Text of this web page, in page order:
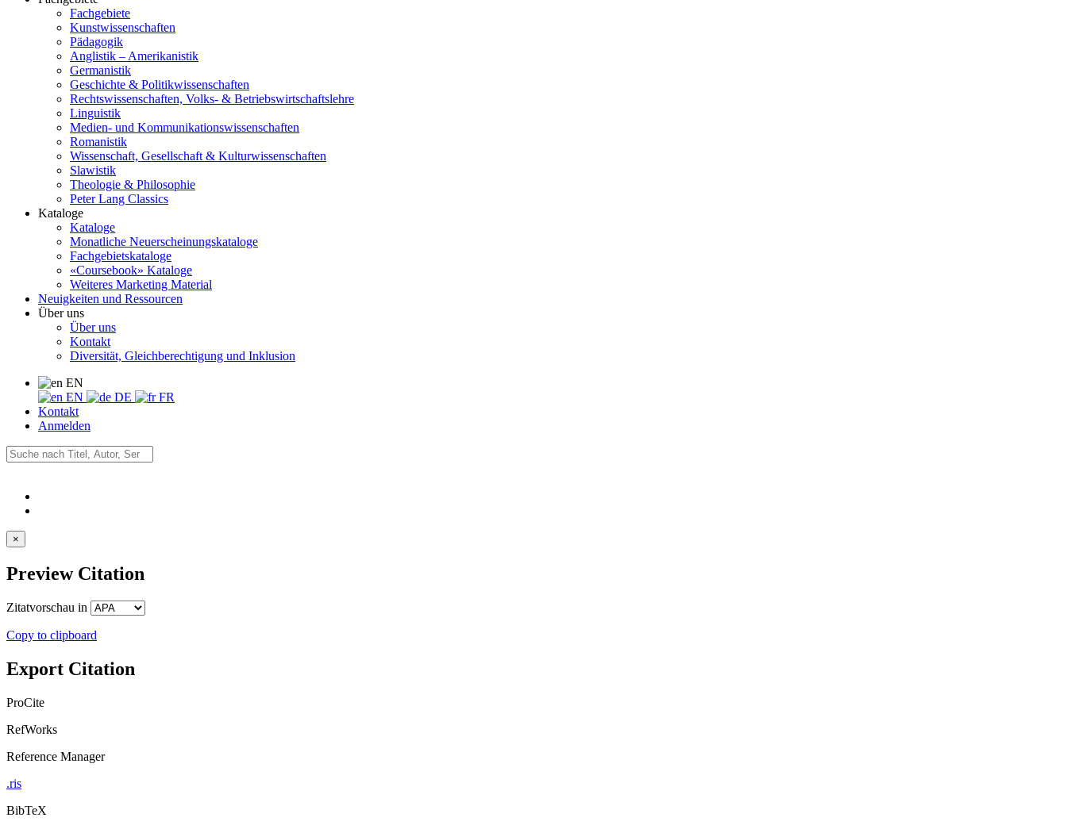
Fachgebiete
Kunstwissenschaften
Pädagogik
Anglistik – Amerikanistik
Germanistik
Geschichte & Politikwissenschaften
Rechtswissenschaften, Volks- & Betriebswirtschaftslehre
Linguistik
Medien- und Kommunikationswissenschaften
Romanistik
Wissenschaft, Gesellschaft & Kulturwissenschaften
Slawistik
Theologie & Philosophie
Peter Lang Classics
Kataloge
Kataloge
Monatliche Neuerscheinungskataloge
Fachgebietskataloge
«Coursebook» Kataloge
Weiteres Marketing Material
Neuigkeiten und Ressourcen
Über uns
Über uns
Kontakt
Diversität, Gleichberechtigung und Inklusion
EN
EN
DE
FR
Kontakt
Anmelden
×
Preview Citation
Zitatvorschau in
Copy to clipboard
Export Citation
ProCite
RefWorks
Reference Manager
.ris
BibTeX